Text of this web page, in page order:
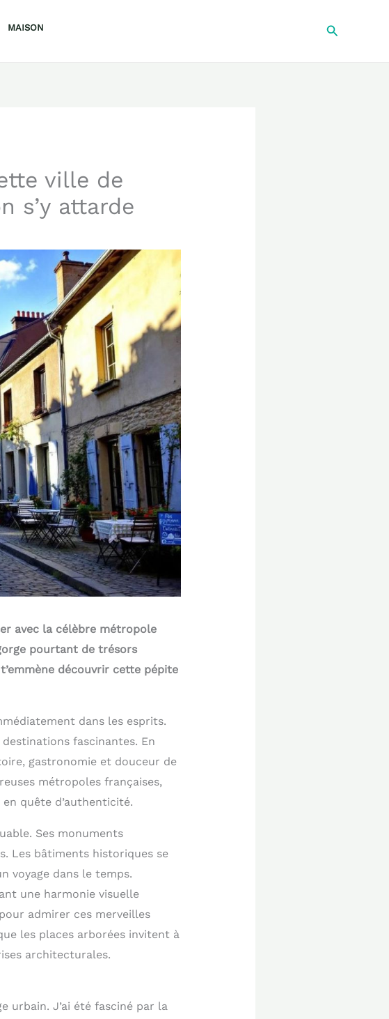
MAISON
ville de
s’y attarde
avec la célèbre métropole
pourtant de trésors
découvrir cette pépite
dans les esprits.
fascinantes. En
gastronomie et douceur de
métropoles françaises,
quête d’authenticité.
Ses monuments
Les bâtiments historiques se
voyage dans le temps.
une harmonie visuelle
admirer ces merveilles
les places arborées invitent à
architecturales.
urbain. J’ai été fasciné par la